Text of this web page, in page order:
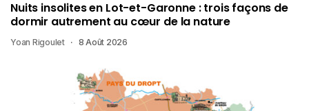
Nuits insolites en Lot-et-Garonne : trois façons de
dormir autrement au cœur de la nature
Yoan Rigoulet 8 Août 2026